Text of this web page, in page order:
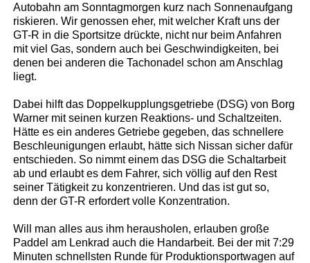
Autobahn am Sonntagmorgen kurz nach Sonnenaufgang
riskieren. Wir genossen eher, mit welcher Kraft uns der
GT-R in die Sportsitze drückte, nicht nur beim Anfahren
mit viel Gas, sondern auch bei Geschwindigkeiten, bei
denen bei anderen die Tachonadel schon am Anschlag
liegt.
Dabei hilft das Doppelkupplungsgetriebe (DSG) von Borg
Warner mit seinen kurzen Reaktions- und Schaltzeiten.
Hätte es ein anderes Getriebe gegeben, das schnellere
Beschleunigungen erlaubt, hätte sich Nissan sicher dafür
entschieden. So nimmt einem das DSG die Schaltarbeit
ab und erlaubt es dem Fahrer, sich völlig auf den Rest
seiner Tätigkeit zu konzentrieren. Und das ist gut so,
denn der GT-R erfordert volle Konzentration.
Will man alles aus ihm herausholen, erlauben große
Paddel am Lenkrad auch die Handarbeit. Bei der mit 7:29
Minuten schnellsten Runde für Produktionsportwagen auf